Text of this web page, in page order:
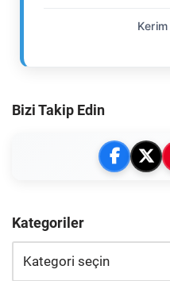
Kerim
Bizi Takip Edin
Kategoriler